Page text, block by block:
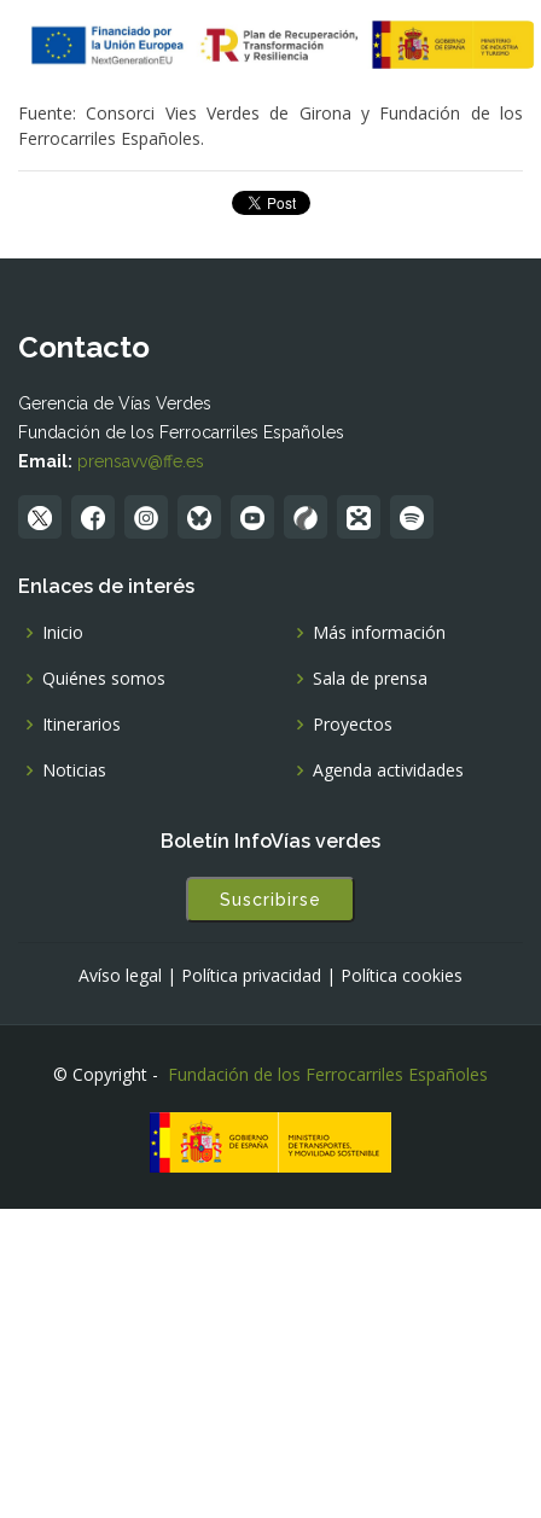
Fuente: Consorci Vies Verdes de Girona y Fundación de los
Ferrocarriles Españoles.
Contacto
Gerencia de Vías Verdes
Fundación de los Ferrocarriles Españoles
Email: prensavv@ffe.es
Enlaces de interés
Inicio
Quiénes somos
Itinerarios
Noticias
Más información
Sala de prensa
Proyectos
Agenda actividades
Boletín InfoVías verdes
Suscribirse
Avíso legal | Política privacidad | Política cookies
© Copyright - Fundación de los Ferrocarriles Españoles